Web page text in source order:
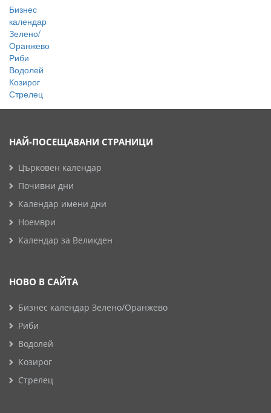
Бизнес
календар
Зелено/
Оранжево
Риби
Водолей
Козирог
Стрелец
НАЙ-ПОСЕЩАВАНИ СТРАНИЦИ
Църковен календар
Почивни дни
Календар имени дни
Ноември
Календар за Великден
НОВО В САЙТА
Бизнес календар Зелено/Оранжево
Риби
Водолей
Козирог
Стрелец